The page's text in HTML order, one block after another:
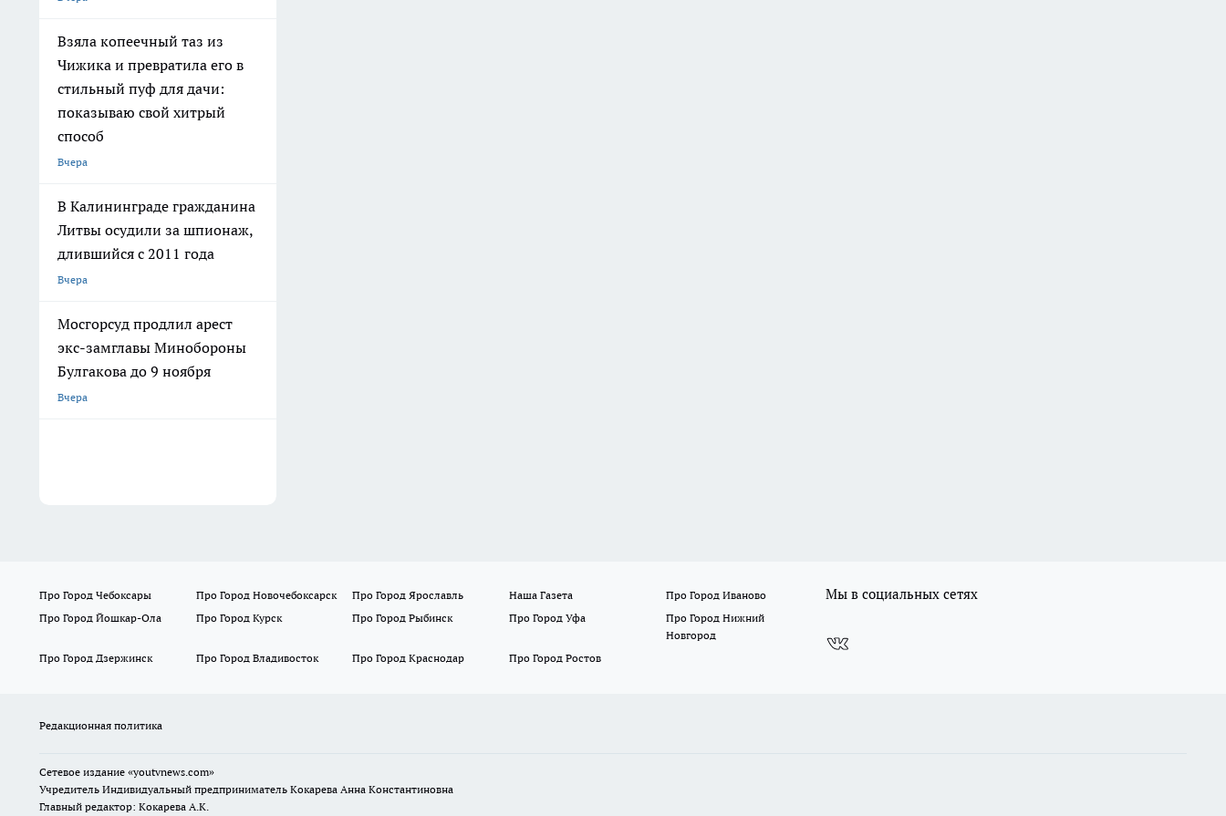
Взяла копеечный таз из
Чижика и превратила его в
стильный пуф для дачи:
показываю свой хитрый
способ
Вчера
В Калининграде гражданина
Литвы осудили за шпионаж,
длившийся с 2011 года
Вчера
Мосгорсуд продлил арест
экс-замглавы Минобороны
Булгакова до 9 ноября
Вчера
Про Город Чебоксары Про Город Новочебоксарск Про Город Ярославль Наша Газета
Про Город Иваново
Про Город Йошкар-Ола
Про Город Курск Про Город Рыбинск Про Город Уфа
Про Город Нижний
Новгород
Про Город Дзержинск
Про Город Владивосток Про Город Краснодар Про Город Ростов
Мы в социальных сетях
Редакционная политика
Сетевое издание «youtvnews.com»
Учредитель Индивидуальный предприниматель Кокарева Анна Константиновна
Главный редактор: Кокарева А.К.